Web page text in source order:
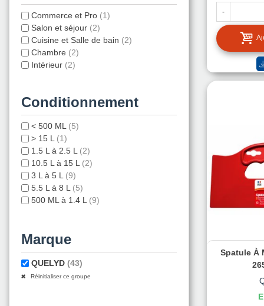
Commerce et Pro (1)
Salon et séjour (2)
Cuisine et Salle de bain (2)
Chambre (2)
Intérieur (2)
Conditionnement
< 500 ML (5)
> 15 L (1)
1.5 L à 2.5 L (2)
10.5 L à 15 L (2)
3 L à 5 L (9)
5.5 L à 8 L (5)
500 ML à 1.4 L (9)
Marque
QUELYD (43)
Réinitialiser ce groupe
-
Spatule À